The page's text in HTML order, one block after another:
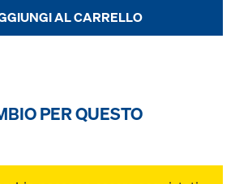
AL CARRELLO
PER QUESTO